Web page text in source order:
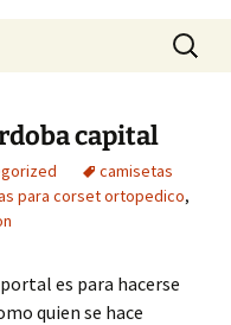
Buscar:
capital
camisetas
para corset ortopedico,
es para hacerse
quien se hace